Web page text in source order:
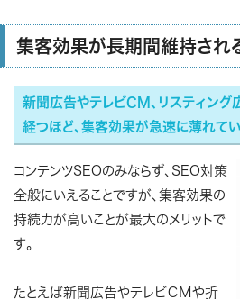
集客効果が長期間維持され
新聞広告やテレビCM、リスティン
経つほど、集客効果が急速に薄れてい
コンテンツSEOのみならず、SEO対策
全般にいえることですが、 集客効果の
持続力が高いことが最大のメリットで
す。
たとえば新聞広告やテレビＣＭや折